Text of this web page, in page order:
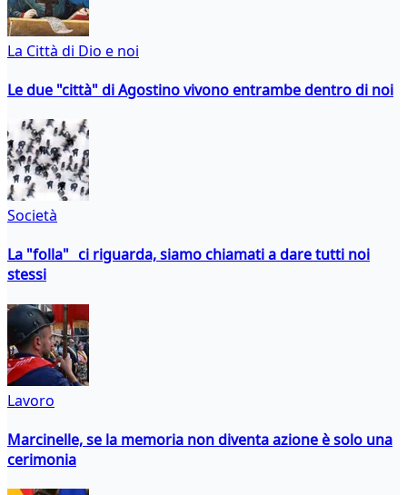
La Città di Dio e noi
Le due "città" di Agostino vivono entrambe dentro di noi
Società
La "folla" ci riguarda, siamo chiamati a dare tutti noi
stessi
Lavoro
Marcinelle, se la memoria non diventa azione è solo una
cerimonia